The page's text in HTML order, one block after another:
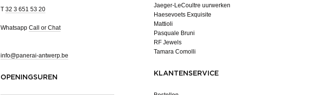
T 32 3 651 53 20
Whatsapp Call or Chat
info@panerai-antwerp.be
OPENINGSUREN
Jaeger-LeCoultre uurwerken
Haesevoets Exquisite
Mattioli
Pasquale Bruni
RF Jewels
Tamara Comolli
KLANTENSERVICE